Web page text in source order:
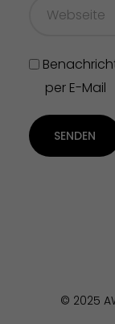
per E-Mail
SENDEN
© 2025